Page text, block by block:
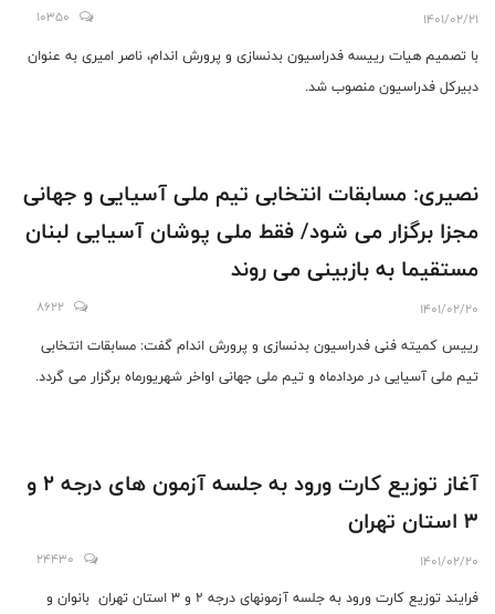
1401/02/21
10350
با تصمیم هیات رییسه فدراسیون بدنسازی و پرورش اندام، ناصر امیری به عنوان
دبیرکل فدراسیون منصوب شد.
نصیری: مسابقات انتخابی تیم ملی آسیایی و جهانی
مجزا برگزار می شود/ فقط ملی پوشان آسیایی لبنان
مستقیما به بازبینی می روند
1401/02/20
8622
رییس کمیته فنی فدراسیون بدنسازی و پرورش اندام گفت: مسابقات انتخابی
تیم ملی آسیایی در مردادماه و تیم ملی جهانی اواخر شهریورماه برگزار می گردد.
آغاز توزیع کارت ورود به جلسه آزمون های درجه 2 و
3 استان تهران
1401/02/20
24430
فرایند توزیع کارت ورود به جلسه آزمونهای درجه 2 و 3 استان تهران بانوان و